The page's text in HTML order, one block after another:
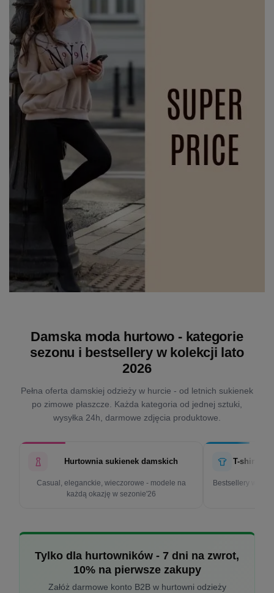
Damska moda hurtowo - kategorie
sezonu i bestsellery w kolekcji lato
2026
Pełna oferta damskiej odzieży w hurcie - od letnich sukienek
po zimowe płaszcze. Każda kategoria od jednej sztuki,
wysyłka 24h, darmowe zdjęcia produktowe.
Hurtownia sukienek damskich
Casual, eleganckie, wieczorowe - modele na
każdą okazję w sezonie'26
T-shirty
Bestsellery w
Tylko dla hurtowników - 7 dni na zwrot,
10% na pierwsze zakupy
Załóż darmowe konto B2B w hurtowni odzieży